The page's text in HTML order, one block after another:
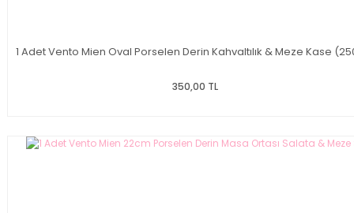
1 Adet Vento Mien Oval Porselen Derin Kahvaltılık & Meze Kase
350,00 TL